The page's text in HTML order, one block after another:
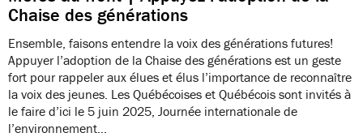
Chaise des générations
Ensemble, faisons entendre la voix des générations futures!
Appuyer l’adoption de la Chaise des générations est un geste
fort pour rappeler aux élues et élus l’importance de reconnaître
la voix des jeunes. Les Québécoises et Québécois sont invités à
le faire d’ici le 5 juin 2025, Journée internationale de
l’environnement…